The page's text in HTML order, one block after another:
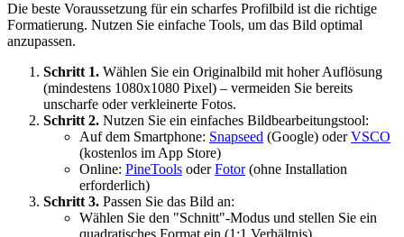
Die beste Voraussetzung für ein scharfes Profilbild ist die richtige
Formatierung. Nutzen Sie einfache Tools, um das Bild optimal
anzupassen.
Schritt 1. Wählen Sie ein Originalbild mit hoher Auflösung
(mindestens 1080x1080 Pixel) – vermeiden Sie bereits
unscharfe oder verkleinerte Fotos.
Schritt 2. Nutzen Sie ein einfaches Bildbearbeitungstool:
Auf dem Smartphone: Snapseed (Google) oderVSCO
(kostenlos im App Store)
Online: PineTools oderFotor(ohne Installation
erforderlich)
Schritt 3. Passen Sie das Bild an:
Wählen Sie den "Schnitt"-Modus und stellen Sie ein